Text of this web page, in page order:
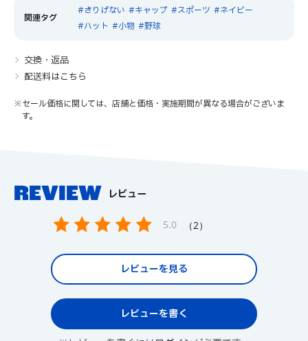
さりげない キャップ スポーツ
ネイビー
ハット
小物 野球
交換・返品
配送料はこちら
※セール価格に関しては、店舗と価格・実施期間が異なる場合がございま
す。
REVIEW レビュー
5.0 2
レビューを見る
レビューを書く